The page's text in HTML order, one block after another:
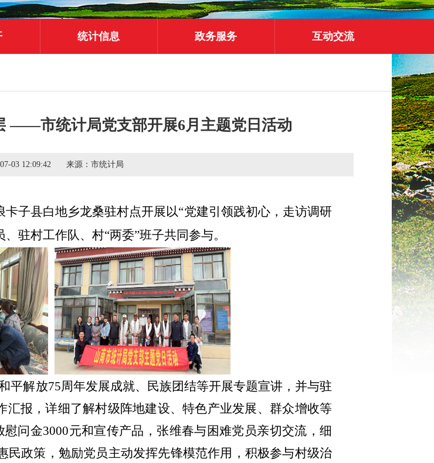
统计信息 政务服务 互动交流
——市统计局党支部开展6月主题党日活动
03 12:09:42 来源：市统计局
子县白地乡龙桑驻村点开展以“党建引领践初心，走访调研
驻村工作队、村“两委”班子共同参与。
平解放75周年发展成就、民族团结等开展专题宣讲，并与驻
汇报，详细了解村级阵地建设、特色产业发展、群众增收等
慰问金3000元和宣传产品，张维春与困难党员亲切交流，细
民政策，勉励党员主动发挥先锋模范作用，积极参与村级治